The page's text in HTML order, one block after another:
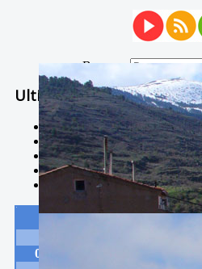
Buscar...
Ultimas Noticias
Solidaria carrera - 7
Temporal de Febrero
Nevada Enero 2018
La estación de esquí de
Larga vida a las escuelas